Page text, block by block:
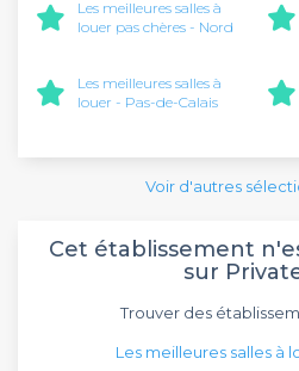
Les meilleures salles à
louer pas chères - Nord
Les meilleures salles à
louer - Pas-de-Calais
Voir d'autres
Cet établissement
sur
Trouver des
Les meilleures salles à